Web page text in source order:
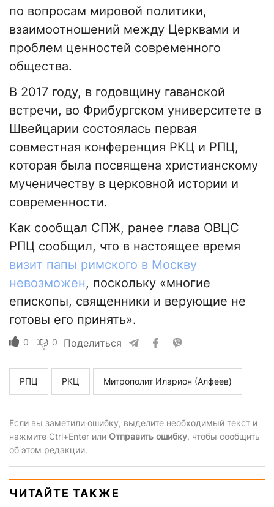
по вопросам мировой политики,
взаимоотношений между Церквами и
проблем ценностей современного
общества.
В 2017 году, в годовщину гаванской
встречи, во Фрибургском университете в
Швейцарии состоялась первая
совместная конференция РКЦ и РПЦ,
которая была посвящена христианскому
мученичеству в церковной истории и
современности.
Как сообщал СПЖ, ранее глава ОВЦС
РПЦ сообщил, что в настоящее время
визит папы римского в Москву
невозможен, поскольку «многие
епископы, священники и верующие не
готовы его принять».
0 0 Поделиться
РПЦ РКЦ Митрополит Иларион (Алфеев)
Если вы заметили ошибку, выделите необходимый текст и
нажмите Ctrl+Enter или Отправить ошибку, чтобы сообщить
об этом редакции.
ЧИТАЙТЕ ТАКЖЕ